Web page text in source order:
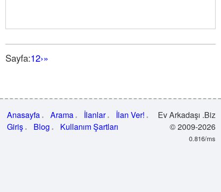
Sayfa:12›»
Anasayfa Arama İlanlar
İlan Ver!
Giriş
Blog Kullanım Şartları
Ev Arkadaşı .Biz
© 2009-2026
0.816/ms